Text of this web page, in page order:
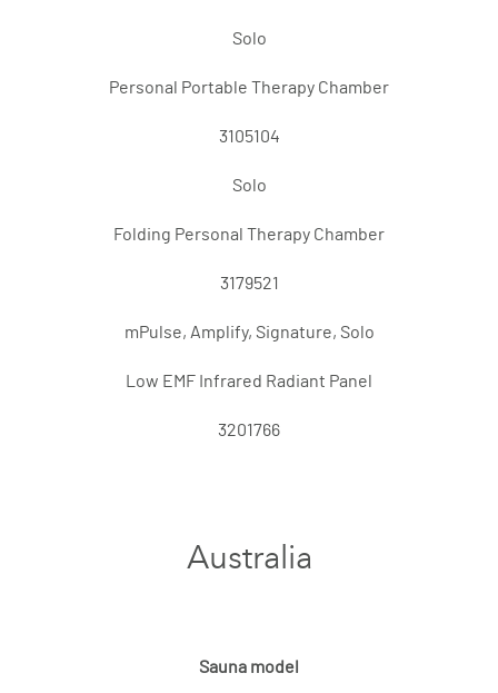
Solo
Personal Portable Therapy Chamber
3105104
Solo
Folding Personal Therapy Chamber
3179521
mPulse, Amplify, Signature, Solo
Low EMF Infrared Radiant Panel
3201766
Australia
Sauna model